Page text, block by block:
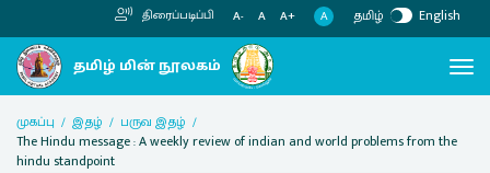
திரைப்படிப்பி A- A A+ A தமிழ் English
முகப்பு இதழ்
பருவ இதழ்
The Hindu message : A weekly review of indian and world problems from the
hindu standpoint